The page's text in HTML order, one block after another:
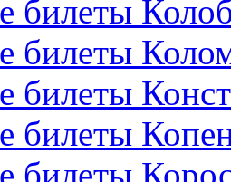
билеты
билеты
билеты
билеты
билеты